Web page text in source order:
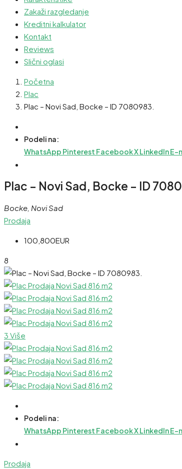
Zakaži razgledanje
Kreditni kalkulator
Kontakt
Reviews
Slični oglasi
Početna
Plac
Plac – Novi Sad, Bocke – ID 7080983.
Podeli na:
WhatsApp Pinterest FacebookXLinkedInE-
Plac – Novi Sad, Bocke – ID
Bocke, Novi Sad
Prodaja
100,800EUR
8
3 Više
Podeli na:
WhatsApp Pinterest FacebookXLinkedInE-
Prodaja